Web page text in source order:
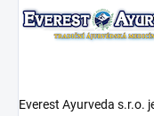
Everest Ayurveda s.r.o.